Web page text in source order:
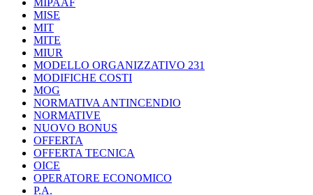
MIPAAF
MISE
MIT
MITE
MIUR
MODELLO ORGANIZZATIVO 231
MODIFICHE COSTI
MOG
NORMATIVA ANTINCENDIO
NORMATIVE
NUOVO BONUS
OFFERTA
OFFERTA TECNICA
OICE
OPERATORE ECONOMICO
P.A.